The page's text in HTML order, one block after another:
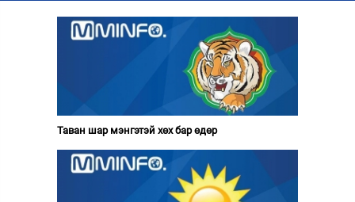
Таван шар мэнгэтэй хөх бар өдөр